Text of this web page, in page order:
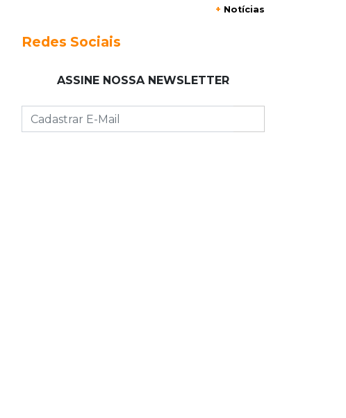
motociclista que se filmava com
Ponta Porã inicia regularização de
+ Notícias
Redes Sociais
ASSINE NOSSA NEWSLETTER